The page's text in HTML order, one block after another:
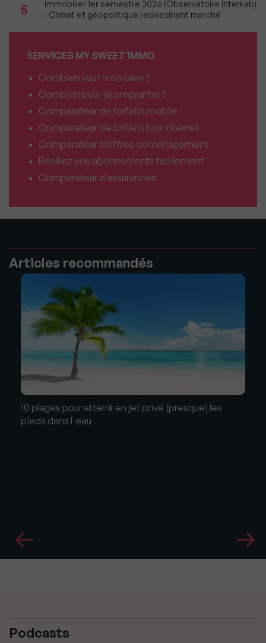
5
Immobilier 1er semestre 2026 (Observatoire Interkab)
: Climat et géopolitique redessinent marché
SERVICES MY SWEET'IMMO
Combien vaut mon bien ?
Combien puis-je emprunter ?
Comparateur de forfaits mobile
Comparateur de forfaits box Internet
Comparateur d’offres déménagement
Résiliez vos abonnements facilement
Comparateur d’assurances
Articles recommandés
10 plages pour atterrir en jet privé (presque) les
pieds dans l'eau
Podcasts